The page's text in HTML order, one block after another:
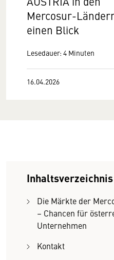
Mercosur-
einen Blick
Lesedauer: 4 Minuten
16.04.2026
Inhaltsverzeichnis
Die Märkte der
– Chancen für
Unternehmen
Kontakt